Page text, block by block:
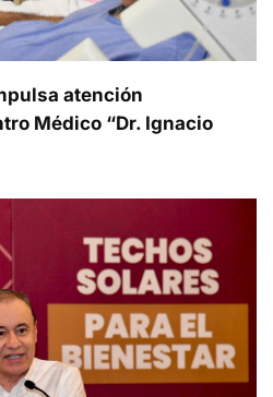
atención
Médico “Dr. Ignacio